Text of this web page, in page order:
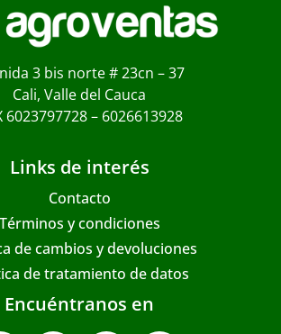
3 bis norte # 23cn – 37
Cali, Valle del Cauca
6023797728 – 6026613928
Links de interés
Contacto
Términos y condiciones
de cambios y devoluciones
de tratamiento de datos
Encuéntranos en